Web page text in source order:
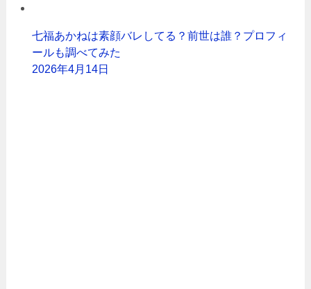
七福あかねは素顔バレしてる？前世は誰？プロフィ
ールも調べてみた
2026年4月14日